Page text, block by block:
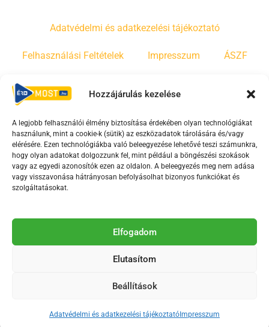
Hozzájárulás kezelése
A legjobb felhasználói élmény biztosítása érdekében olyan technológiákat
használunk, mint a cookie-k (sütik) az eszközadatok tárolására és/vagy
elérésére. Ezen technológiákba való beleegyezése lehetővé teszi számunkra,
hogy olyan adatokat dolgozzunk fel, mint például a böngészési szokások
vagy az egyedi azonosítók ezen az oldalon. A beleegyezés meg nem adása
vagy visszavonása hátrányosan befolyásolhat bizonyos funkciókat és
szolgáltatásokat.
Elfogadom
Elutasítom
Beállítások
Adatvédelmi és adatkezelési tájékoztató Impresszum
Adatvédelmi és adatkezelési tájékoztató
Felhasználási Feltételek Impresszum ÁSZF
Irányelvek
F
a
c
e
b
o
-
Y
o
u
t
u
e
s
r
e
T
i
k
t
Az Érd Média médiaszolgáltatási tevékenységét a
Médiatanács a Magyar Média Mecenatúra program
2018-2026. © Minden jog fenntartva, Érd Megyei Jogú Város